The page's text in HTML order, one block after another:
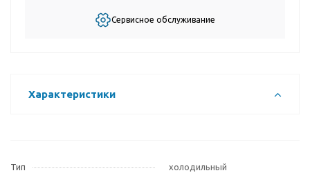
Сервисное обслуживание
Характеристики
Тип
холодильный